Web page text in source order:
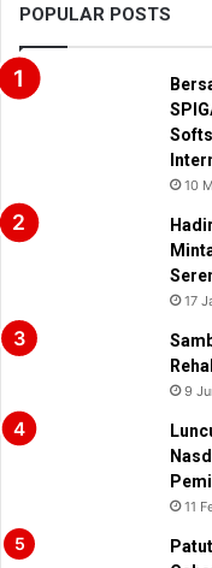
POPULAR POSTS
10
17
9
11